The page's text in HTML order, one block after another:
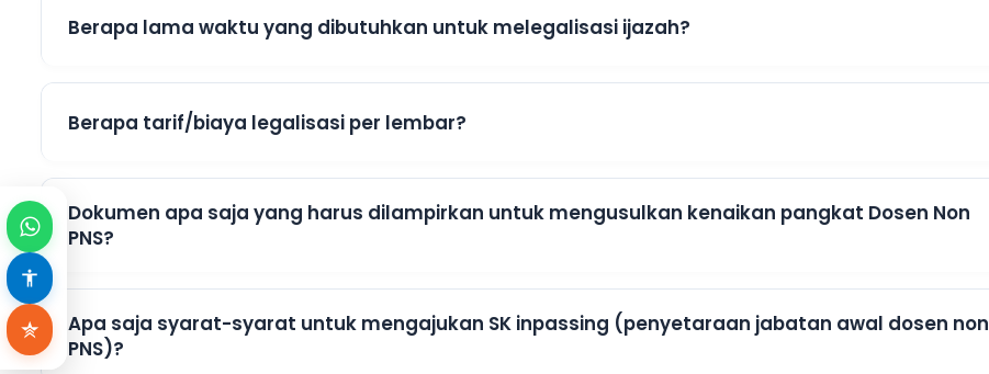
Berapa lama waktu yang dibutuhkan untuk melegalisasi ijazah?
Berapa tarif/biaya legalisasi per lembar?
Dokumen apa saja yang harus dilampirkan untuk mengusulkan kenaikan pangkat Dosen Non
PNS?
Apa saja syarat-syarat untuk mengajukan SK inpassing (penyetaraan jabatan awal dosen non
PNS)?